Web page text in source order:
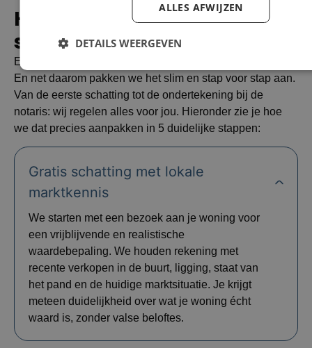
Hoe zorgen wij voor een
succesvolleverkoop?
Een huis verkopen doe je niet elke dag – maar wij wel.
En net daarom pakken we het slim en stap voor stap aan.
Van de eerste schatting tot de ondertekening bij de
notaris: wij regelen alles voor jou. Hieronder zie je hoe
we dat precies aanpakken in 5 duidelijke stappen:
Gratis schatting met lokale
marktkennis
We starten met een bezoek aan je woning voor
een vrijblijvende en realistische
waardebepaling. We houden rekening met
recente verkopen in de buurt, ligging, staat van
het pand en de huidige marktsituatie. Je krijgt
meteen duidelijkheid over wat je woning écht
waard is, zonder valse beloftes.
ALLES AFWIJZEN
DETAILS WEERGEVEN